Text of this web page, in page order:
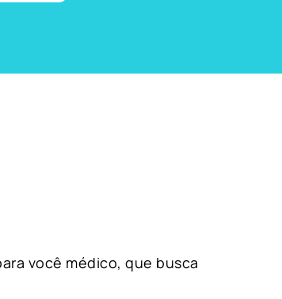
você médico, que busca